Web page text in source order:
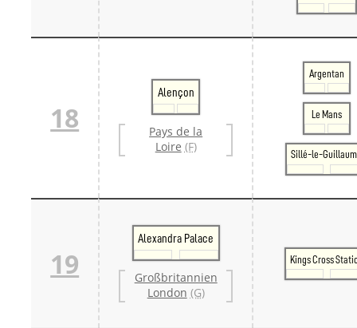
18
Alençon
Pays de la
Loire (F)
Argentan
Le Mans
Sillé-le-
19
Alexandra Palace
Großbritannien
London (G)
Kings Cross